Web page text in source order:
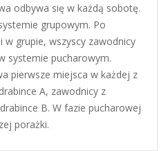
odbywa się w każdą sobotę.
grupowym. Po
w grupie, wszyscy zawodnicy
systemie pucharowym.
pierwsze miejsca w każdej z
A, zawodnicy z
B. W fazie pucharowej
porażki.